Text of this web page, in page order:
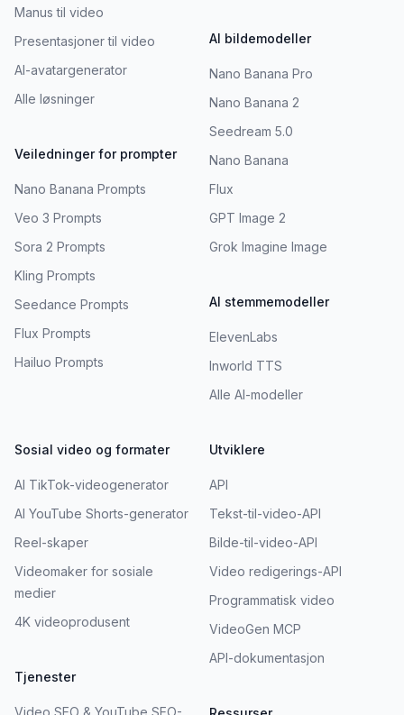
Manus til video
Presentasjoner til video
AI-avatargenerator
Alle løsninger
Veiledninger for prompter
Nano Banana Prompts
Veo 3 Prompts
Sora 2 Prompts
Kling Prompts
Seedance Prompts
Flux Prompts
Hailuo Prompts
AI bildemodeller
Nano Banana Pro
Nano Banana 2
Seedream 5.0
Nano Banana
Flux
GPT Image 2
Grok Imagine Image
AI stemmemodeller
ElevenLabs
Inworld TTS
Alle AI-modeller
Sosial video og formater
AI TikTok-videogenerator
AI YouTube Shorts-generator
Reel-skaper
Videomaker for sosiale
medier
4K videoprodusent
Tjenester
Video SEO & YouTube SEO-
Utviklere
API
Tekst-til-video-API
Bilde-til-video-API
Video redigerings-API
Programmatisk video
VideoGen MCP
API-dokumentasjon